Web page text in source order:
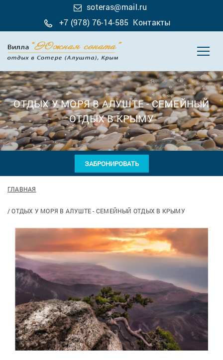
soteras@mail.ru
+7 (978) 76-14-585 Контакты
ОТДЫХ У МОРЯ В АЛУШТЕ - СЕМЕЙНЫЙ
ОТДЫХ В КРЫМУ
ЗАБРОНИРОВАТЬ
ГЛАВНАЯ
ОТДЫХ У МОРЯ В АЛУШТЕ - СЕМЕЙНЫЙ ОТДЫХ В КРЫМУ